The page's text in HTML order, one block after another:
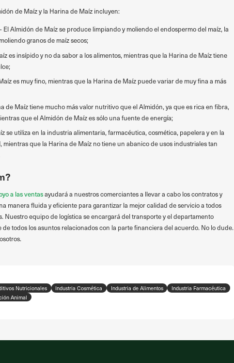
de Maíz y la Harina de Maíz incluyen:
Almidón de Maíz se produce limpiando y moliendo el endospermo del maíz, la
granos de maíz secos;
es insípido y no da sabor a los alimentos, mientras que la Harina de Maíz tiene
es muy fino, mientras que la Harina de Maíz puede variar de muy fina a más
de Maíz tiene mucho más valor nutritivo que el Almidón, ya que es rica en fibra,
que el Almidón de Maíz es sólo una fuente de energía;
se utiliza en la industria alimentaria, farmacéutica, cosmética, papelera y en la
que la Harina de Maíz no tiene un abanico de usos industriales tan
a las ventasayudará a nuestros comerciantes a llevar a cabo los contratos y
manera fluida y eficiente para garantizar la mejor calidad de servicio a todos
Nuestro equipo de logística se encargará del transporte y el departamento
todos los asuntos relacionados con la parte financiera del acuerdo. No lo dude.
Nutricionales Industria Cosmética Industria de Alimentos
Industria Farmacéutica
Animal